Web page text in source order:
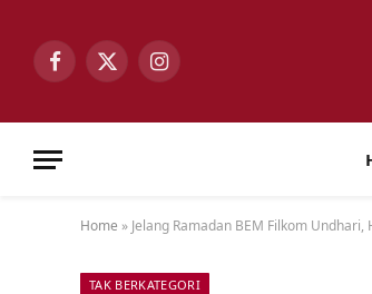
Facebook
X
Instagram
Home » Jelang Ramadan BEM Filkom
TAK BERKATEGORI